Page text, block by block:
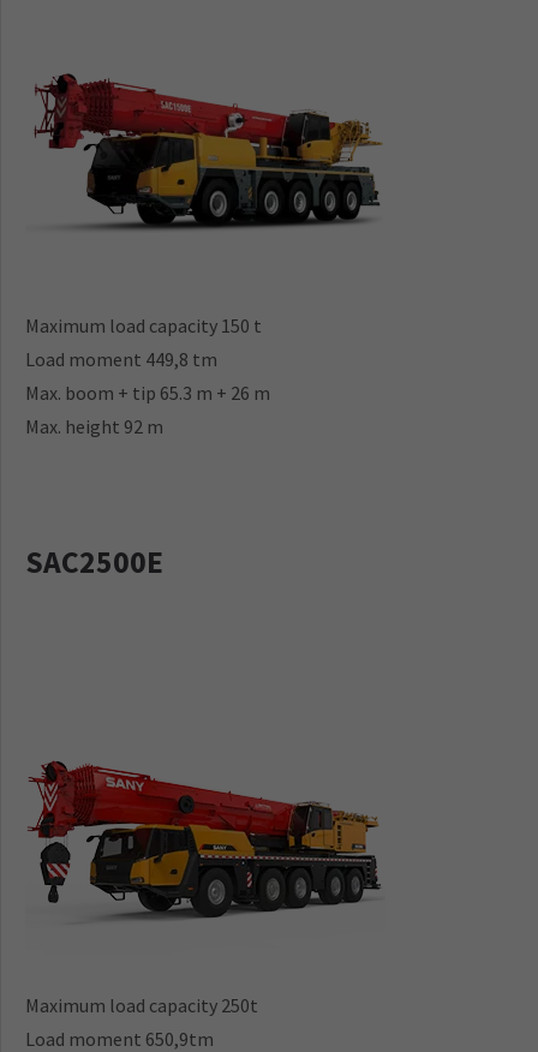
Maximum load capacity 150 t
Load moment 449,8 tm
Max. boom + tip 65.3 m + 26 m
Max. height 92 m
SAC2500E
Maximum load capacity 250t
Load moment 650,9tm